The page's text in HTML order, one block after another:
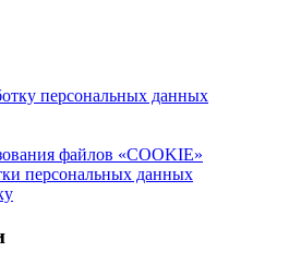
персональных данных
файлов «COOKIE»
персональных данных